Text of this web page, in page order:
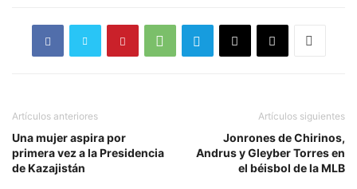
Artículos anteriores
Una mujer aspira por
primera vez a la Presidencia
de Kazajistán
Artículos siguientes
Jonrones de Chirinos,
Andrus y Gleyber Torres en
el béisbol de la MLB